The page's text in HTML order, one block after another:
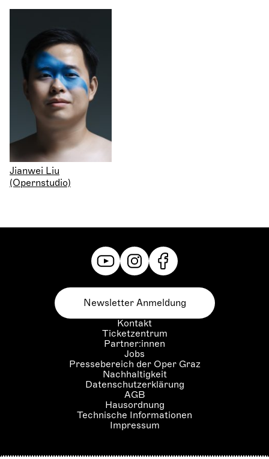
Jianwei Liu
(Opernstudio)
Kontakt
Ticketzentrum
Partner:innen
Jobs
Pressebereich der Oper Graz
Nachhaltigkeit
Datenschutzerklärung
AGB
Hausordnung
Technische Informationen
Impressum
Newsletter Anmeldung